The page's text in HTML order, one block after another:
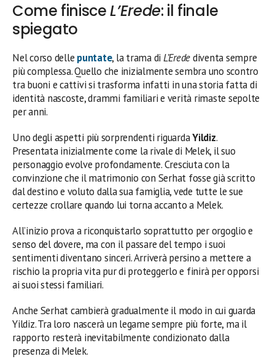
Come finisceL’Erede: il finale
spiegato
Nel corso delle puntate, la trama di L’Eredediventa sempre
più complessa. Quello che inizialmente sembra uno scontro
tra buoni e cattivi si trasforma infatti in una storia fatta di
identità nascoste, drammi familiari e verità rimaste sepolte
per anni.
Uno degli aspetti più sorprendenti riguardaYildiz.
Presentata inizialmente come la rivale di Melek, il suo
personaggio evolve profondamente. Cresciuta con la
convinzione che il matrimonio con Serhat fosse già scritto
dal destino e voluto dalla sua famiglia, vede tutte le sue
certezze crollare quando lui torna accanto a Melek.
All’inizio prova a riconquistarlo soprattutto per orgoglio e
senso del dovere, ma con il passare del tempo i suoi
sentimenti diventano sinceri. Arriverà persino a mettere a
rischio la propria vita pur di proteggerlo e finirà per opporsi
ai suoi stessi familiari.
Anche Serhat cambierà gradualmente il modo in cui guarda
Yildiz. Tra loro nascerà un legame sempre più forte, ma il
rapporto resterà inevitabilmente condizionato dalla
presenza di Melek.